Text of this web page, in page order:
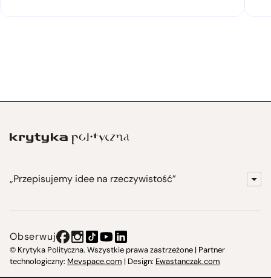
„Przepisujemy idee na rzeczywistość”
Instytut Krytyki Politycznej
Obserwuj
© Krytyka Polityczna. Wszystkie prawa zastrzeżone | Partner
technologiczny: Mevspace.com | Design: Ewastanczak.com